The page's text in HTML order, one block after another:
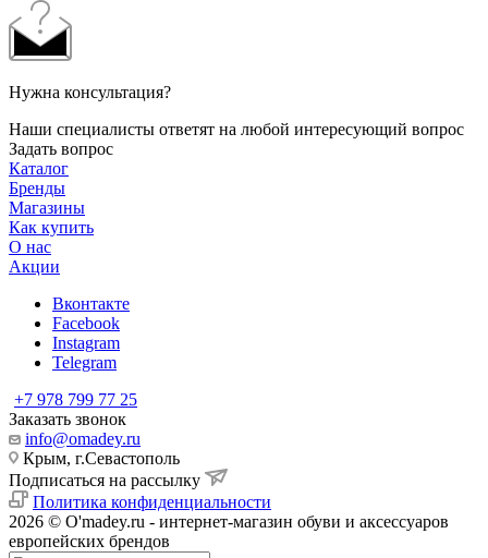
Нужна консультация?
Наши специалисты ответят на любой интересующий вопрос
Задать вопрос
Каталог
Бренды
Магазины
Как купить
О нас
Акции
Вконтакте
Facebook
Instagram
Telegram
+7 978 799 77 25
Заказать звонок
info@omadey.ru
Крым, г.Севастополь
Подписаться на рассылку
Политика конфиденциальности
2026 © O'madey.ru - интернет-магазин обуви и аксессуаров
европейских брендов